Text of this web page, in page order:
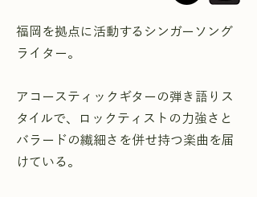
福岡を拠点に活動するシンガーソング
ライター。
アコースティックギターの弾き語りス
タイルで、ロックティストの力強さと
バラードの繊細さを併せ持つ楽曲を届
けている。